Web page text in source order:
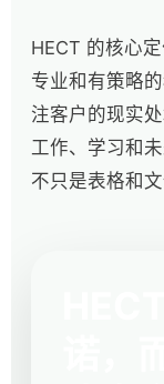
HECT 的核心
专业和有策略
注客户的现实
工作、学习和
不只是表格和